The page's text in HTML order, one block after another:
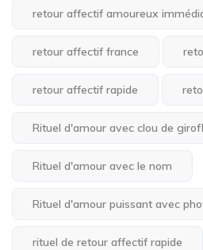
retour affectif amoureux
retour affectif france
retour affectif rapide
Rituel d'amour avec clou de
Rituel d'amour avec le nom
Rituel d'amour puissant avec
rituel de retour affectif rapide